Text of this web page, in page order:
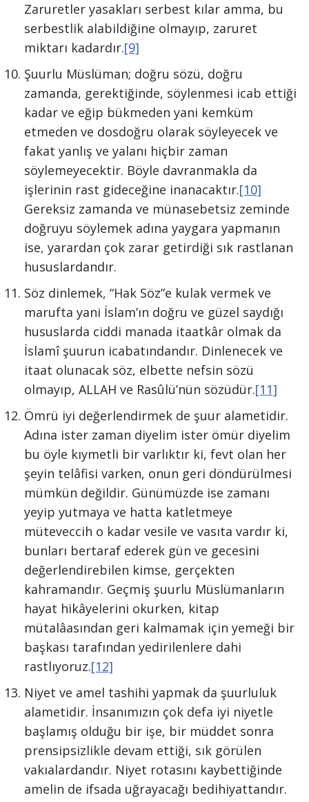
Zaruretler yasakları serbest kılar amma, bu
serbestlik alabildiğine olmayıp, zaruret
miktarı kadardır.[9]
Şuurlu Müslüman; doğru sözü, doğru
zamanda, gerektiğinde, söylenmesi icab ettiği
kadar ve eğip bükmeden yani kemküm
etmeden ve dosdoğru olarak söyleyecek ve
fakat yanlış ve yalanı hiçbir zaman
söylemeyecektir. Böyle davranmakla da
işlerinin rast gideceğine inanacaktır.[10]
Gereksiz zamanda ve münasebetsiz zeminde
doğruyu söylemek adına yaygara yapmanın
ise, yarardan çok zarar getirdiği sık rastlanan
hususlardandır.
Söz dinlemek, “Hak Söz”e kulak vermek ve
marufta yani İslam’ın doğru ve güzel saydığı
hususlarda ciddi manada itaatkâr olmak da
İslamî şuurun icabatındandır. Dinlenecek ve
itaat olunacak söz, elbette nefsin sözü
olmayıp, ALLAH ve Rasûlü’nün sözüdür.[11]
Ömrü iyi değerlendirmek de şuur alametidir.
Adına ister zaman diyelim ister ömür diyelim
bu öyle kıymetli bir varlıktır ki, fevt olan her
şeyin telâfisi varken, onun geri döndürülmesi
mümkün değildir. Günümüzde ise zamanı
yeyip yutmaya ve hatta katletmeye
müteveccih o kadar vesile ve vasıta vardır ki,
bunları bertaraf ederek gün ve gecesini
değerlendirebilen kimse, gerçekten
kahramandır. Geçmiş şuurlu Müslümanların
hayat hikâyelerini okurken, kitap
mütalâasından geri kalmamak için yemeği bir
başkası tarafından yedirilenlere dahi
rastlıyoruz.[12]
Niyet ve amel tashihi yapmak da şuurluluk
alametidir. İnsanımızın çok defa iyi niyetle
başlamış olduğu bir işe, bir müddet sonra
prensipsizlikle devam ettiği, sık görülen
vakıalardandır. Niyet rotasını kaybettiğinde
amelin de ifsada uğrayacağı bedihiyattandır.